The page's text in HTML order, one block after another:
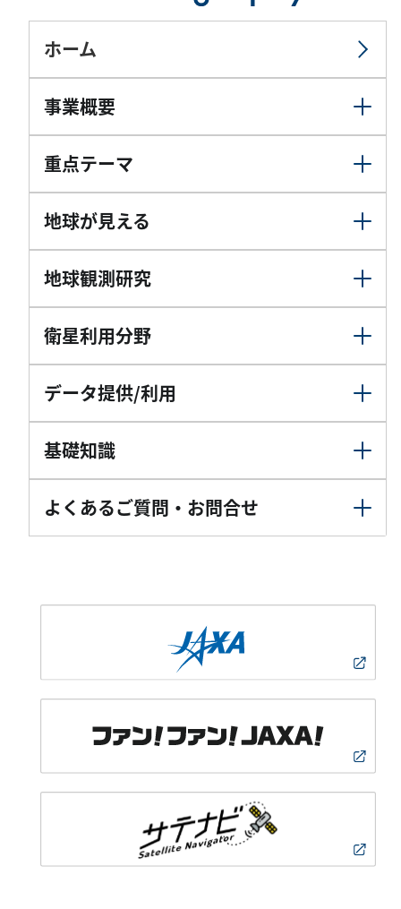
ホーム
事業概要
重点テーマ
地球が見える
地球観測研究
衛星利用分野
データ提供/利用
基礎知識
よくあるご質問・お問合せ